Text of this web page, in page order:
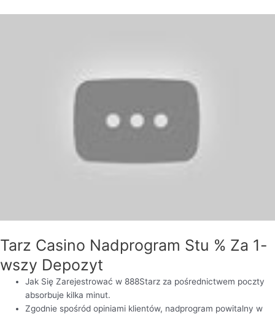
Tarz Casino Nadprogram Stu % Za 1-
wszy Depozyt
Jak Się Zarejestrować w 888Starz za pośrednictwem poczty
absorbuje kilka minut.
Zgodnie spośród opiniami klientów, nadprogram powitalny w